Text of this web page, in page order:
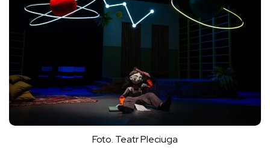
Foto. Teatr Pleciuga